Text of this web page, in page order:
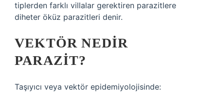
tiplerden farklı villalar gerektiren parazitlere
diheter öküz parazitleri denir.
VEKTÖR NEDIR
PARAZIT?
Taşıyıcı veya vektör epidemiyolojisinde: